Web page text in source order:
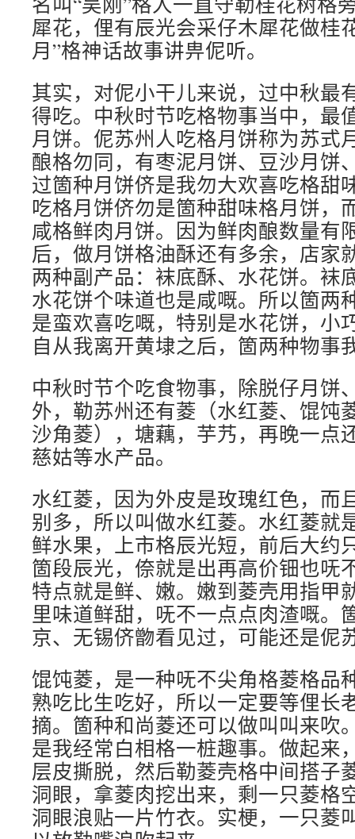
犀花，俚有辰光会采仔木犀花做桂
月”格神话故事讲畁伲听。
其实，对伲小干儿来说，过中秋最
得吃。中秋时节吃格物事当中，最
月饼。伲苏州人吃格月饼称为苏式
酿格勿同，有枣泥月饼、豆沙月饼
过箇种月饼侪是我勿大欢喜吃格甜
吃格月饼侪勿是箇种甜味格月饼，
咸格鲜肉月饼。因为鲜肉酿数量有
后，做月饼格油酥还有多余，店家
两种副产品：袜底酥、水花饼。袜
水花饼个味道也是咸嘅。所以箇两
是蛮欢喜吃嘅，特别是水花饼，小
自从我离开黄埭之后，箇两种物事
中秋时节个吃食物事，除脱仔月饼
外，勒苏州还有菱（水红菱、馄饨
沙角菱），塘藕，芋艿，再晚一点
慈姑等水产品。
水红菱，因为外皮是玫瑰红色，而
别多，所以叫做水红菱。水红菱就
鲜水果，上市格辰光短，前后大约
箇段辰光，倷就是出再高价钿也呒
特点就是鲜、嫩。嫩到菱壳用指甲
里味道鲜甜，呒不一点点肉渣嘅。
京、无锡侪朆看见过，可能还是伲
馄饨菱，是一种呒不尖角格菱格品
熟吃比生吃好，所以一定要等俚长
摘。箇种和尚菱还可以做叫叫来吹
是我经常白相格一桩趣事。做起来
层皮撕脱，然后勒菱壳格中间搭子
洞眼，拿菱肉挖出来，剩一只菱格
洞眼浪贴一片竹衣。实梗，一只菱